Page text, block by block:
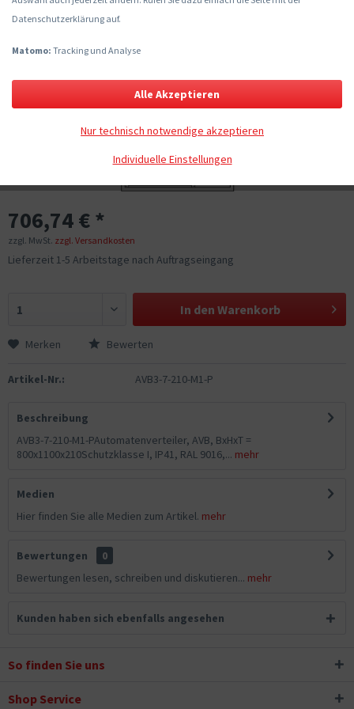
706,74 € *
zzgl. MwSt. zzgl. Versandkosten
Lieferzeit 1-5 Arbeitstage nach Auftragseingang
In den Warenkorb
Merken Bewerten
Artikel-Nr.: AVB3-7-210-M1-P
Beschreibung
AVB3-7-210-M1-PAutomatenverteiler, AVB, BxHxT =
800x1100x210Schutzklasse I, IP41, RAL 9016,... mehr
Medien
Hier finden Sie alle Medien zum Artikel. mehr
Bewertungen
0
Bewertungen lesen, schreiben und diskutieren... mehr
Kunden haben sich ebenfalls angesehen
So finden Sie uns
Shop Service
Datenschutzerklärung auf.
Matomo: Tracking und Analyse
Individuelle Einstellungen
Nur technisch notwendige akzeptieren
Alle Akzeptieren